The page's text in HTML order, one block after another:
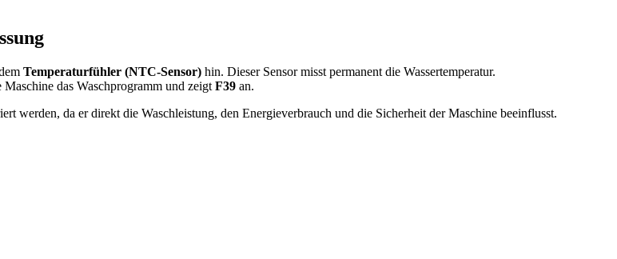
Temperaturfühler (NTC-Sensor) hin. Dieser Sensor misst permanent die Wassertemperatur.
das Waschprogramm und zeigtF39 an.
werden, da er direkt die Waschleistung, den Energieverbrauch und die Sicherheit der Maschine beeinflusst.